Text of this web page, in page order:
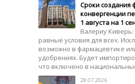
Сроки создания
конвергенции
1 августа на 1
Валериу
равные условия для всех.
возможно в фармацевтике
удобрениях. Будет
что включено в
28.07.2026